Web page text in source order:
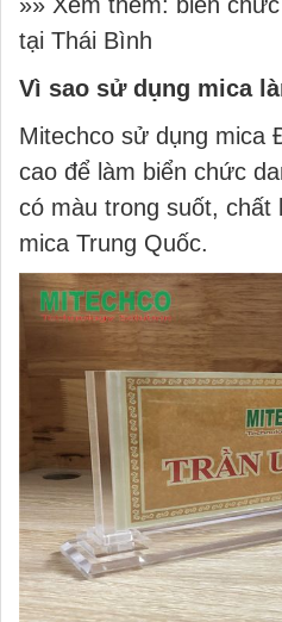
tại Thái Bình
Vì sao sử dụng mica
Mitechco sử dụng mica
cao để làm biển chức
có màu trong suốt,
mica Trung Quốc.